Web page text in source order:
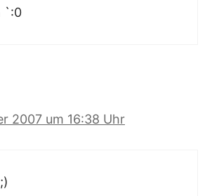
`:0
2007 um 16:38 Uhr